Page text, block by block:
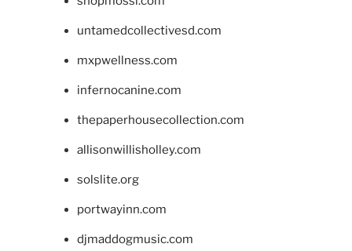
untamedcollectivesd.com
mxpwellness.com
infernocanine.com
thepaperhousecollection.com
allisonwillisholley.com
solslite.org
portwayinn.com
djmaddogmusic.com